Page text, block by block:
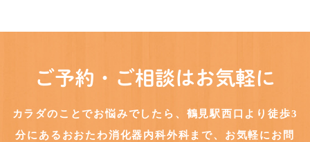
ご予約・ご相談はお気軽に
カラダのことでお悩みでしたら、鶴見駅西口より徒歩3
分にある おおたわ消化器内科外科まで、お気軽にお問